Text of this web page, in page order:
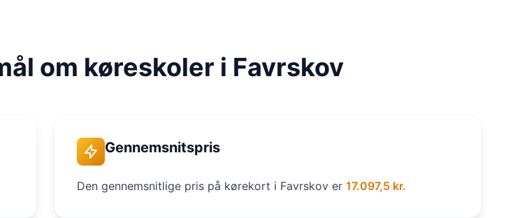
om køreskoler i Favrskov
Gennemsnitspris
Den gennemsnitlige pris på kørekort i Favrskov er 17.097,5 kr.